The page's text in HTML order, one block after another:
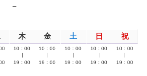
–
木 金 土 日 祝
10：00
19：00
10：00
19：00
10：00
19：00
10：00
19：00
10：00
19：00